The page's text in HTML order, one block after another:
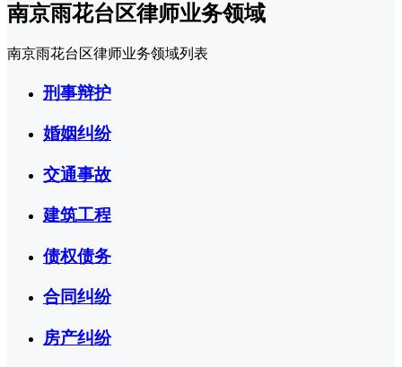
南京雨花台区律师业务领域
南京雨花台区律师业务领域列表
刑事辩护
婚姻纠纷
交通事故
建筑工程
债权债务
合同纠纷
房产纠纷